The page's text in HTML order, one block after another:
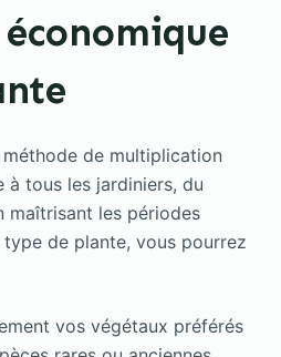
de multiplication
à tous les jardiniers, du
maîtrisant les périodes
de plante, vous pourrez
vos végétaux préférés